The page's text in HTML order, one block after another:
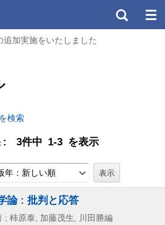
加実施をいたしました
検索
3件中 1-3 を表示
年：新しい順
論 : 批判と応答
; 柿原泰, 加藤茂生, 川田勝編